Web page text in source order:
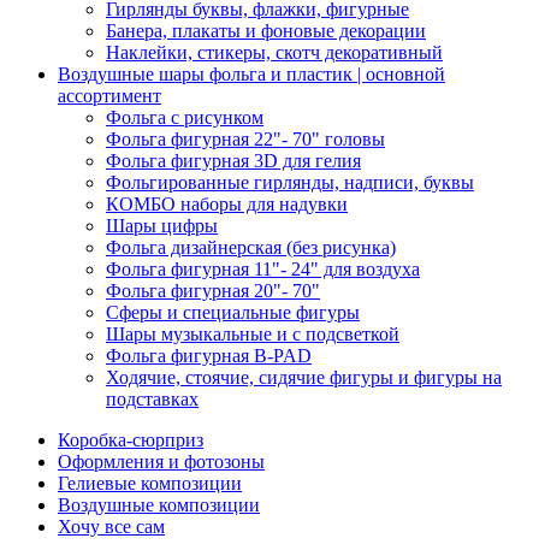
Гирлянды буквы, флажки, фигурные
Банера, плакаты и фоновые декорации
Наклейки, стикеры, скотч декоративный
Воздушные шары фольга и пластик | основной
ассортимент
Фольга с рисунком
Фольга фигурная 22"- 70" головы
Фольга фигурная 3D для гелия
Фольгированные гирлянды, надписи, буквы
КОМБО наборы для надувки
Шары цифры
Фольга дизайнерская (без рисунка)
Фольга фигурная 11"- 24" для воздуха
Фольга фигурная 20"- 70"
Сферы и специальные фигуры
Шары музыкальные и с подсветкой
Фольга фигурная B-PAD
Ходячие, стоячие, сидячие фигуры и фигуры на
подставках
Коробка-сюрприз
Оформления и фотозоны
Гелиевые композиции
Воздушные композиции
Хочу все сам